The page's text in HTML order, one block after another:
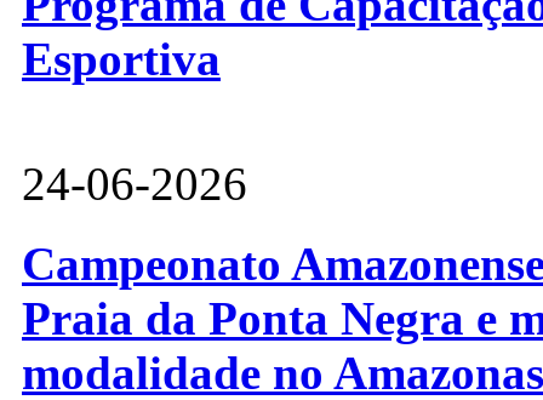
Esportiva
24-06-2026
Campeonato
Praia da Ponta Negra e
modalidade no Amazonas